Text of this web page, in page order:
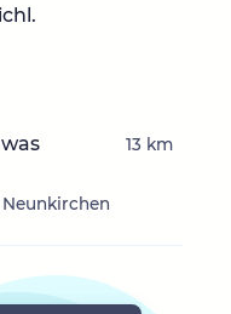
Neunkirchen
13 km